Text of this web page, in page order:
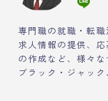
専門職の就職・転職
求人情報の提供、
の作成など、様々
ブラック・ジャッ